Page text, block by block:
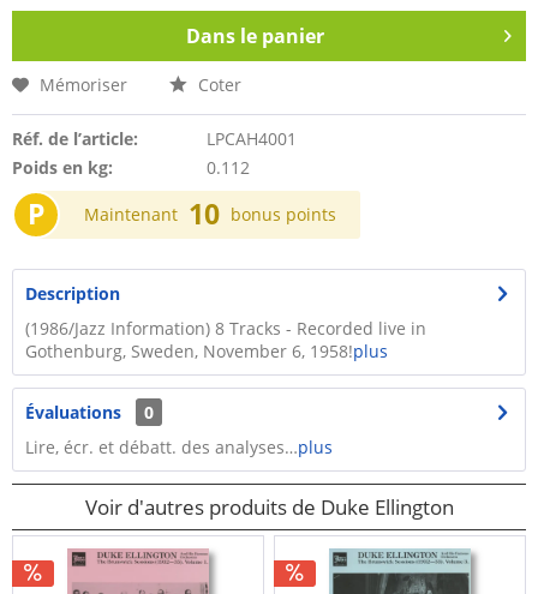
Dans le panier
Mémoriser Coter
Réf. de l’article:
LPCAH4001
Poids en kg:
0.112
P Maintenant 10 bonus points
Description
(1986/Jazz Information) 8 Tracks - Recorded live in
Gothenburg, Sweden, November 6, 1958!plus
Évaluations
0
Lire, écr. et débatt. des analyses…plus
Voir d'autres produits de Duke Ellington